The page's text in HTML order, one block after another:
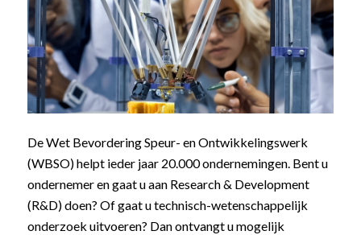
De Wet Bevordering Speur- en Ontwikkelingswerk
(WBSO) helpt ieder jaar 20.000 ondernemingen. Bent u
ondernemer en gaat u aan Research & Development
(R&D) doen? Of gaat u technisch-wetenschappelijk
onderzoek uitvoeren? Dan ontvangt u mogelijk